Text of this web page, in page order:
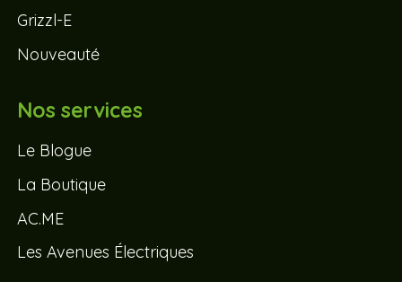
Grizzl-E
Nouveauté
Nos services
Le Blogue
La Boutique
AC.ME
Les Avenues Électriques